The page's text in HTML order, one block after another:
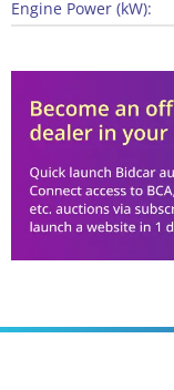
Engine Power (kW):